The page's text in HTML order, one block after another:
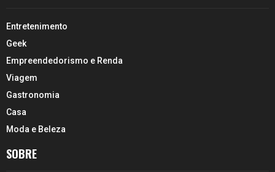
Entretenimento
Geek
Empreendedorismo e Renda
Viagem
Gastronomia
Casa
Moda e Beleza
SOBRE